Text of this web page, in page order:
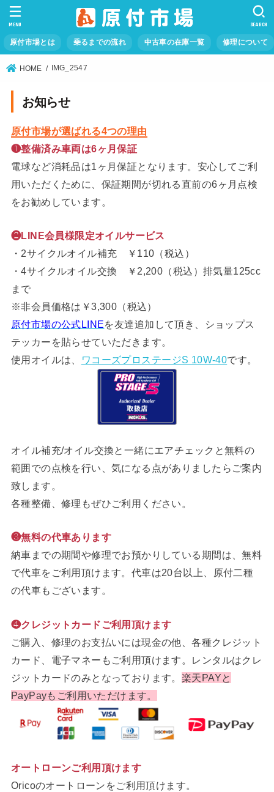
原付市場とは 乗るまでの流れ 中古車の在庫一覧 修理について
SEARCH
MENU
HOME IMG_2547
お知らせ
原付市場が選ばれる4つの理由
❶整備済み車両は6ヶ月保証
電球など消耗品は1ヶ月保証となります。安心してご利
用いただくために、保証期間が切れる直前の6ヶ月点検
をお勧めしています。
❷LINE会員様限定オイルサービス
・2サイクルオイル補充 ￥110（税込）
・4サイクルオイル交換 ￥2,200（税込）排気量125cc
まで
※非会員価格は￥3,300（税込）
原付市場の公式LINEを友達追加して頂き、ショップス
テッカーを貼らせていただきます。
使用オイルは、
ワコーズプロステージS 10W-40です。
オイル補充/オイル交換と一緒にエアチェックと無料の
範囲での点検を行い、気になる点がありましたらご案内
致します。
各種整備、修理もぜひご利用ください。
❸無料の代車あります
納車までの期間や修理でお預かりしている期間は、無料
で代車をご利用頂けます。代車は20台以上、原付二種
の代車もございます。
❹クレジットカードご利用頂けます
ご購入、修理のお支払いには現金の他、各種クレジット
カード、電子マネーもご利用頂けます。レンタルはクレ
ジットカードのみとなっております。 楽天PAYと
PayPayもご利用いただけます。
オートローンご利用頂けます
Oricoのオートローンをご利用頂けます。